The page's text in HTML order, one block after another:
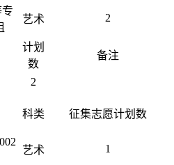
艺术 2
计划
数
备注
2
科类 征集志愿计划数
艺术 1